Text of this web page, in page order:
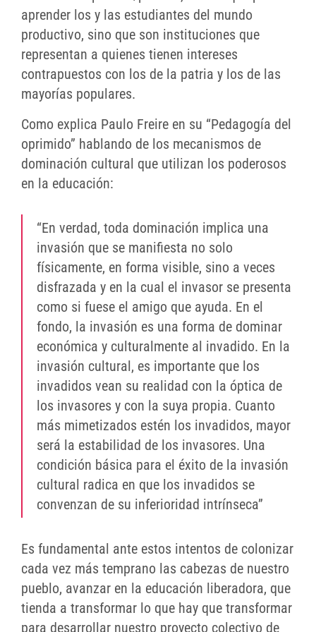
aprender los y las estudiantes del mundo
productivo, sino que son instituciones que
representan a quienes tienen intereses
contrapuestos con los de la patria y los de las
mayorías populares.
Como explica Paulo Freire en su “Pedagogía del
oprimido” hablando de los mecanismos de
dominación cultural que utilizan los poderosos
en la educación:
“En verdad, toda dominación implica una
invasión que se manifiesta no solo
físicamente, en forma visible, sino a veces
disfrazada y en la cual el invasor se presenta
como si fuese el amigo que ayuda. En el
fondo, la invasión es una forma de dominar
económica y culturalmente al invadido. En la
invasión cultural, es importante que los
invadidos vean su realidad con la óptica de
los invasores y con la suya propia. Cuanto
más mimetizados estén los invadidos, mayor
será la estabilidad de los invasores. Una
condición básica para el éxito de la invasión
cultural radica en que los invadidos se
convenzan de su inferioridad intrínseca”
Es fundamental ante estos intentos de colonizar
cada vez más temprano las cabezas de nuestro
pueblo, avanzar en la educación liberadora, que
tienda a transformar lo que hay que transformar
para desarrollar nuestro proyecto colectivo de